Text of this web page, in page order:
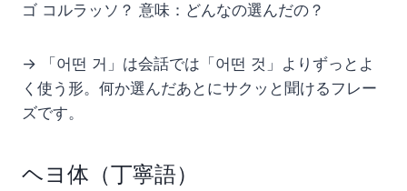
ゴ コルラッソ？ 意味：どんなの選んだの？
→ 「어떤 거」は会話では「어떤 것」よりずっとよ
く使う形。何か選んだあとにサクッと聞けるフレー
ズです。
ヘヨ体（丁寧語）